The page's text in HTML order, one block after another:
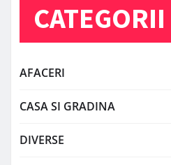
CATEGORII
AFACERI
CASA SI GRADINA
DIVERSE